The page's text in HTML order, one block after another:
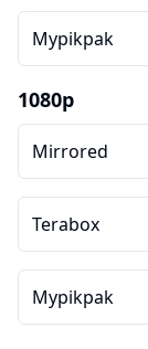
Mypikpak
1080p
Mirrored
Terabox
Mypikpak